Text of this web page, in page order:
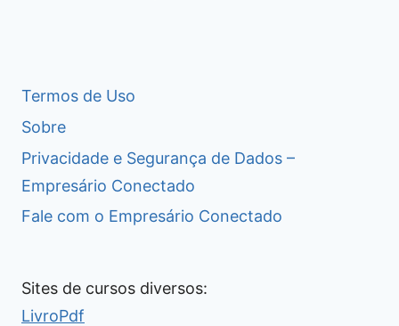
Termos de Uso
Sobre
Privacidade e Segurança de Dados –
Empresário Conectado
Fale com o Empresário Conectado
Sites de cursos diversos:
LivroPdf